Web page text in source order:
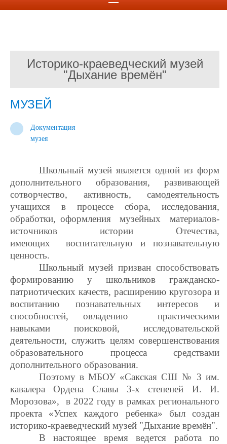
Историко-краеведческий музей
"Дыхание времён"
МУЗЕЙ
Документация
музея
Школьный музей является одной из форм
дополнительного образования, развивающей
сотворчество, активность, самодеятельность
учащихся в процессе сбора, исследования,
обработки, оформления музейных материалов-
источников истории Отечества,
имеющих воспитательную и познавательную
ценность.
Школьный музей призван способствовать
формированию у школьников гражданско-
патриотических качеств, расширению кругозора и
воспитанию познавательных интересов и
способностей, овладению
практическими
навыками поисковой, исследовательской
деятельности, служить целям совершенствования
образовательного процесса средствами
дополнительного образования.
Поэтому в МБОУ «Сакская СШ № 3 им.
кавалера Ордена Славы 3-х степеней И. И.
Морозова», в 2022 году в рамках регионального
проекта «Успех каждого ребенка» был создан
историко-краеведческий музей "Дыхание времён".
В настоящее время ведется работа по